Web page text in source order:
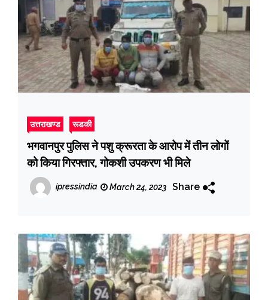
उत्तराखण्ड रूडकी
भगवानपुर पुलिस ने पशु क्रूरता के आरोप में तीन लोगों
को किया गिरफ्तार, गोकशी उपकरण भी मिले
ipressindia March 24, 2023 Share